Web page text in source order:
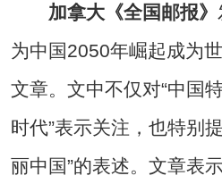
加拿大《全国邮报》
为中国2050年崛起成为
文章。文中不仅对“中国
时代”表示关注，也特别
丽中国”的表述。文章表